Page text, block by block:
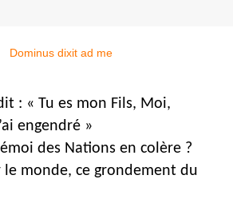
: « Tu es mon Fils, Moi,
engendré »
des Nations en colère ?
monde, ce grondement du